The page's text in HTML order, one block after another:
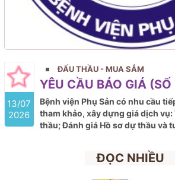
13/07
2026
ĐẤU THẦU - MUA SẮM
YÊU CẦU BÁO GIÁ
Bệnh viện Phụ Sản có nhu cầu
tham khảo, xây dựng giá dịch vụ:
thầu; Đánh giá Hồ sơ dự thầu và
xin thuộc kế hoạch lựa chọn nhà
của Bệnh viện Phụ sản Hải
ĐỌC NHIỀU